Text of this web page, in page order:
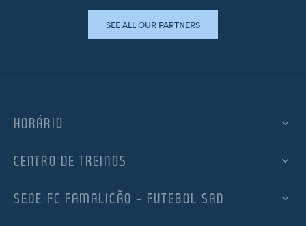
SEE ALL OUR PARTNERS
HORÁRIO
CENTRO DE TREINOS
SEDE FC FAMALICÃO – FUTEBOL SAD